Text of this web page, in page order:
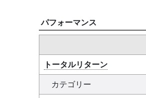
パフォーマンス
トータルリターン
カテゴリー